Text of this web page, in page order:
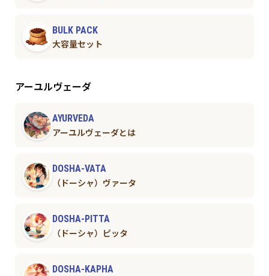
BULK PACK
大容量セット
アーユルヴェーダ
AYURVEDA
アーユルヴェーダとは
DOSHA-VATA
（ドーシャ）ヴァータ
DOSHA-PITTA
（ドーシャ）ピッタ
DOSHA-KAPHA